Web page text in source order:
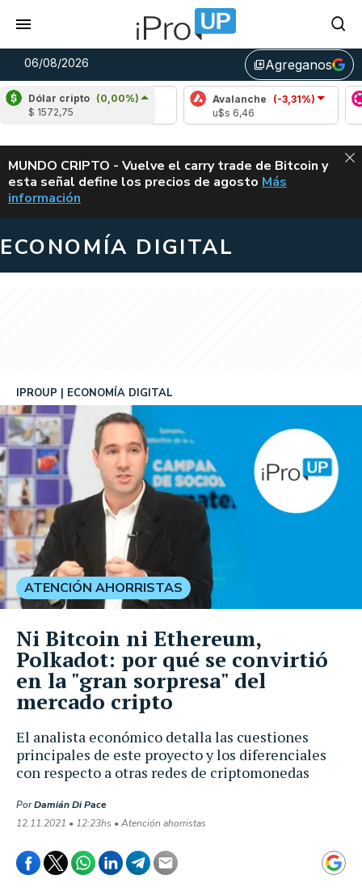
06/08/2026 library_addAgreganos
Dólar cripto (0,00%)
$ 1572,75
Cardano (6,43%)
u$s 0,20
Avalanche
(-3,31%)
u$s 6,46
ALERTA
MUNDO CRIPTO - Vuelve el carry trade de Bitcoin y
esta señal define los precios de agosto VUELVE EL
Más
información
ECONOMÍA DIGITAL
El analista económico detalla las cuestiones
principales de este proyecto y los diferenciales
con respecto a otras redes de criptomonedas
IPROUP ECONOMÍA DIGITAL
PorDamián Di Pace
12.11.2021 • 12:23hs • Atención ahorristas
ATENCIÓN AHORRISTAS
Ni Bitcoin ni Ethereum,
Polkadot: por qué se convirtió
en la "gran sorpresa" del
mercado cripto